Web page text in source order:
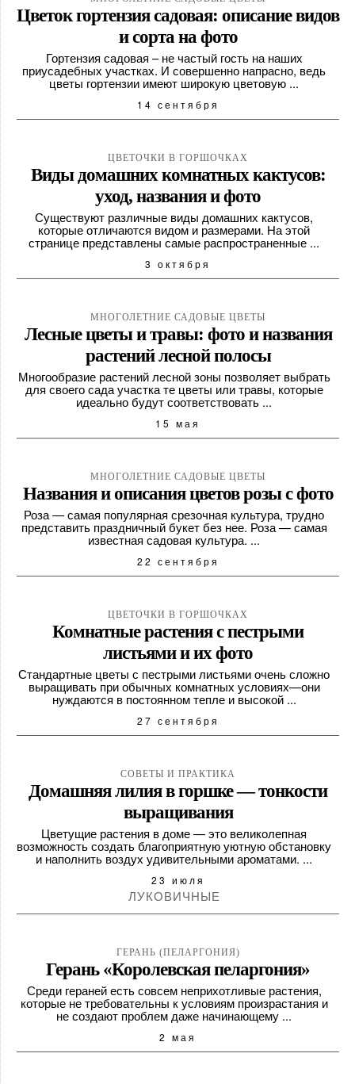
Цветок гортензия садовая: описание видов
и сорта на фото
Гортензия садовая – не частый гость на наших
приусадебных участках. И совершенно напрасно, ведь
цветы гортензии имеют широкую цветовую ...
14 сентября
ЦВЕТОЧКИ В ГОРШОЧКАХ
Виды домашних комнатных кактусов:
уход, названия и фото
Существуют различные виды домашних кактусов,
которые отличаются видом и размерами. На этой
странице представлены самые распространенные ...
3 октября
МНОГОЛЕТНИЕ САДОВЫЕ ЦВЕТЫ
Лесные цветы и травы: фото и названия
растений лесной полосы
Многообразие растений лесной зоны позволяет выбрать
для своего сада участка те цветы или травы, которые
идеально будут соответствовать ...
15 мая
МНОГОЛЕТНИЕ САДОВЫЕ ЦВЕТЫ
Названия и описания цветов розы с фото
Роза — самая популярная срезочная культура, трудно
представить праздничный букет без нее. Роза — самая
известная садовая культура. ...
22 сентября
ЦВЕТОЧКИ В ГОРШОЧКАХ
Комнатные растения с пестрыми
листьями и их фото
Стандартные цветы с пестрыми листьями очень сложно
выращивать при обычных комнатных условиях—они
нуждаются в постоянном тепле и высокой ...
27 сентября
СОВЕТЫ И ПРАКТИКА
Домашняя лилия в горшке — тонкости
выращивания
Цветущие растения в доме — это великолепная
возможность создать благоприятную уютную обстановку
и наполнить воздух удивительными ароматами. ...
23 июля
ЛУКОВИЧНЫЕ
ГЕРАНЬ (ПЕЛАРГОНИЯ)
Герань «Королевская пеларгония»
Среди гераней есть совсем неприхотливые растения,
которые не требовательны к условиям произрастания и
не создают проблем даже начинающему ...
2 мая